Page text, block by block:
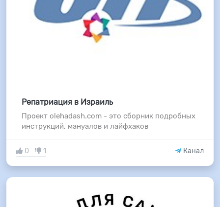
Репатриация в Израиль
Проект olehadash.com - это сборник подробных
инструкций, мануалов и лайфхаков
0 1 Канал